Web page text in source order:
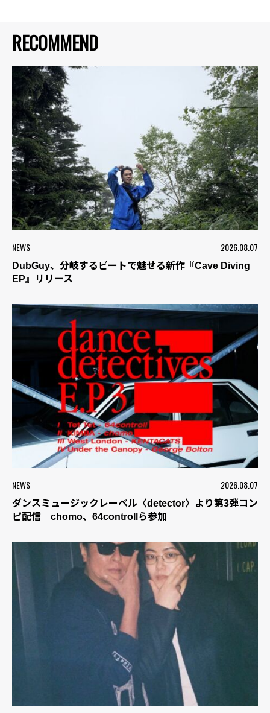
RECOMMEND
NEWS 2026.08.07
DubGuy、分岐するビートで魅せる新作『Cave Diving
EP』リリース
NEWS 2026.08.07
ダンスミュージックレーベル〈detector〉より第3弾コン
ピ配信 chomo、64controllら参加